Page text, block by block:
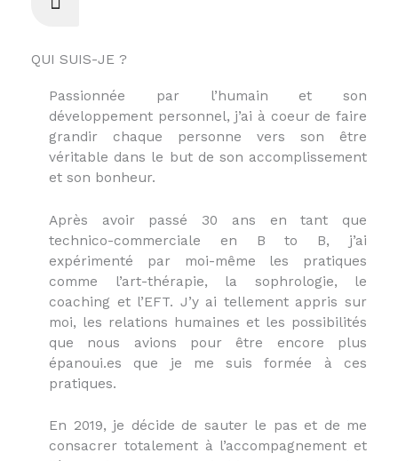
QUI SUIS-JE ?
Passionnée par l’humain et son
développement personnel, j’ai à coeur de faire
grandir chaque personne vers son être
véritable dans le but de son accomplissement
et son bonheur.
Après avoir passé 30 ans en tant que
technico-commerciale en B to B, j’ai
expérimenté par moi-même les pratiques
comme l’art-thérapie, la sophrologie, le
coaching et l’EFT. J’y ai tellement appris sur
moi, les relations humaines et les possibilités
que nous avions pour être encore plus
épanoui.es que je me suis formée à ces
pratiques.
En 2019, je décide de sauter le pas et de me
consacrer totalement à l’accompagnement et